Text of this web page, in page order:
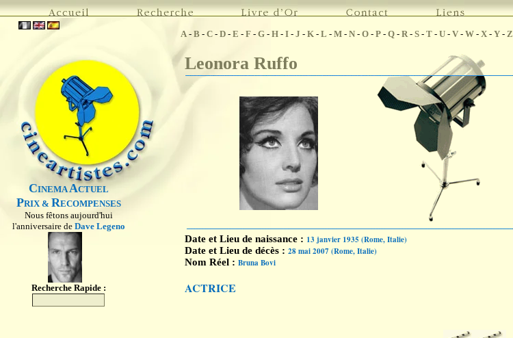
CINEMAACTUEL
PRIX & RECOMPENSES
Nous fêtons aujourd'hui
l'anniversaire de Dave Legeno
Recherche Rapide :
A- B - C - D - E - F - G - H - I - J - K - L - M - N - O - P - Q - R- S - T - U - V - W - X - Y - Z
Leonora Ruffo
Date et Lieu de naissance : 13 janvier 1935 (Rome, Italie)
Date et Lieu de décès : 28 mai 2007 (Rome, Italie)
Nom Réel : Bruna Bovi
ACTRICE